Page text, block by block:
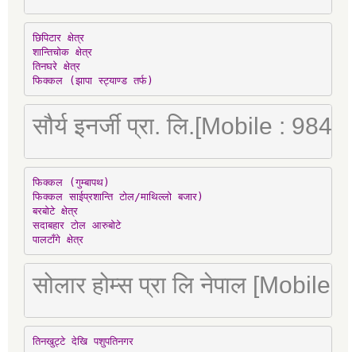
छिपिटार क्षेत्र
शान्तिचोक क्षेत्र
तिनघरे क्षेत्र
फिक्कल (झापा स्ट्याण्ड तर्फ)
सौर्य इनर्जी प्रा. लि.[Mobile :
फिक्कल (गुम्बापथ)
फिक्कल साईप्रशान्ति टोल/माथिल्लो बजार)
बरबोटे क्षेत्र
सदाबहार टोल आरुबोटे
पालटाँगे क्षेत्र
सोलार होम्स प्रा लि नेपाल [Mobile
तिनखुट्टे देखि पशुपतिनगर